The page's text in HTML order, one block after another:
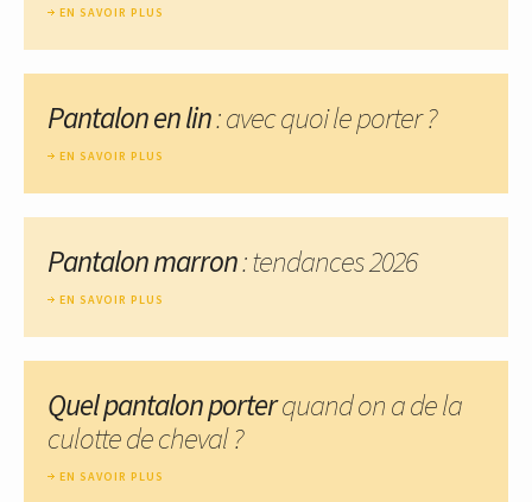
EN SAVOIR PLUS
Pantalon en lin: avec quoi le porter ?
EN SAVOIR PLUS
Pantalon marron: tendances 2026
EN SAVOIR PLUS
Quel pantalon porterquand on a de la
culotte de cheval ?
EN SAVOIR PLUS